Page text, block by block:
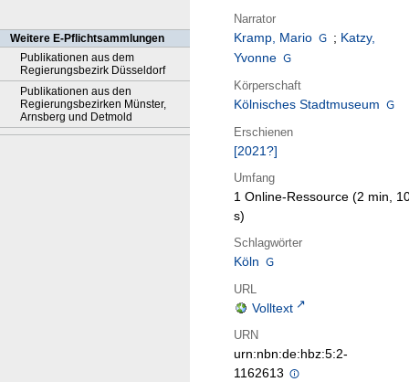
Weitere E-Pflichtsammlungen
Publikationen aus dem
Regierungsbezirk Düsseldorf
Publikationen aus den
Regierungsbezirken Münster,
Arnsberg und Detmold
Narrator
Kramp, Mario ; Katzy,
Yvonne
Körperschaft
Kölnisches Stadtmuseum
Erschienen
[2021?]
Umfang
1 Online-Ressource (2 min,
s)
Schlagwörter
Köln
URL
Volltext
URN
urn:nbn:de:hbz:5:2-
1162613